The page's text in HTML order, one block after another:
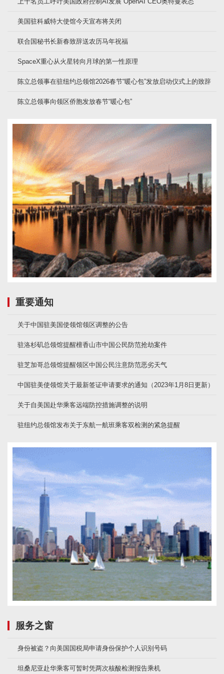
美国驻科威特大使馆今天宣布将关闭
联合国秘书长新春致辞送农历马年祝福
SpaceX重心从火星转向月球的第一性原理
陈立总领事在驻纽约总领馆2026春节“暖心包”发放启动仪式上的致辞
陈立总领事向领区侨胞发放春节“暖心包”
重要通知
关于中国驻美国使领馆领区调整的公告
驻洛杉矶总领馆提醒檀香山市中国公民防范抢劫案件
驻芝加哥总领馆提醒领区中国公民注意防范恶劣天气
中国驻美使领馆关于最新签证申请要求的通知（2023年1月8日更新）
关于自美国赴华乘客远端防控措施调整的说明
驻纽约总领馆发布关于东航一航班乘客双检测的紧急提醒
服务之窗
身份被盗？向美国国税局申请身份保护个人识别号码
坦桑尼亚赴华乘客可暂时凭两次核酸检测报告乘机